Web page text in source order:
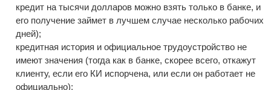
кредит на тысячи долларов можно взять только в банке, и
его получение займет в лучшем случае несколько рабочих
дней);
кредитная история и официальное трудоустройство не
имеют значения (тогда как в банке, скорее всего, откажут
клиенту, если его КИ испорчена, или если он работает не
официально);